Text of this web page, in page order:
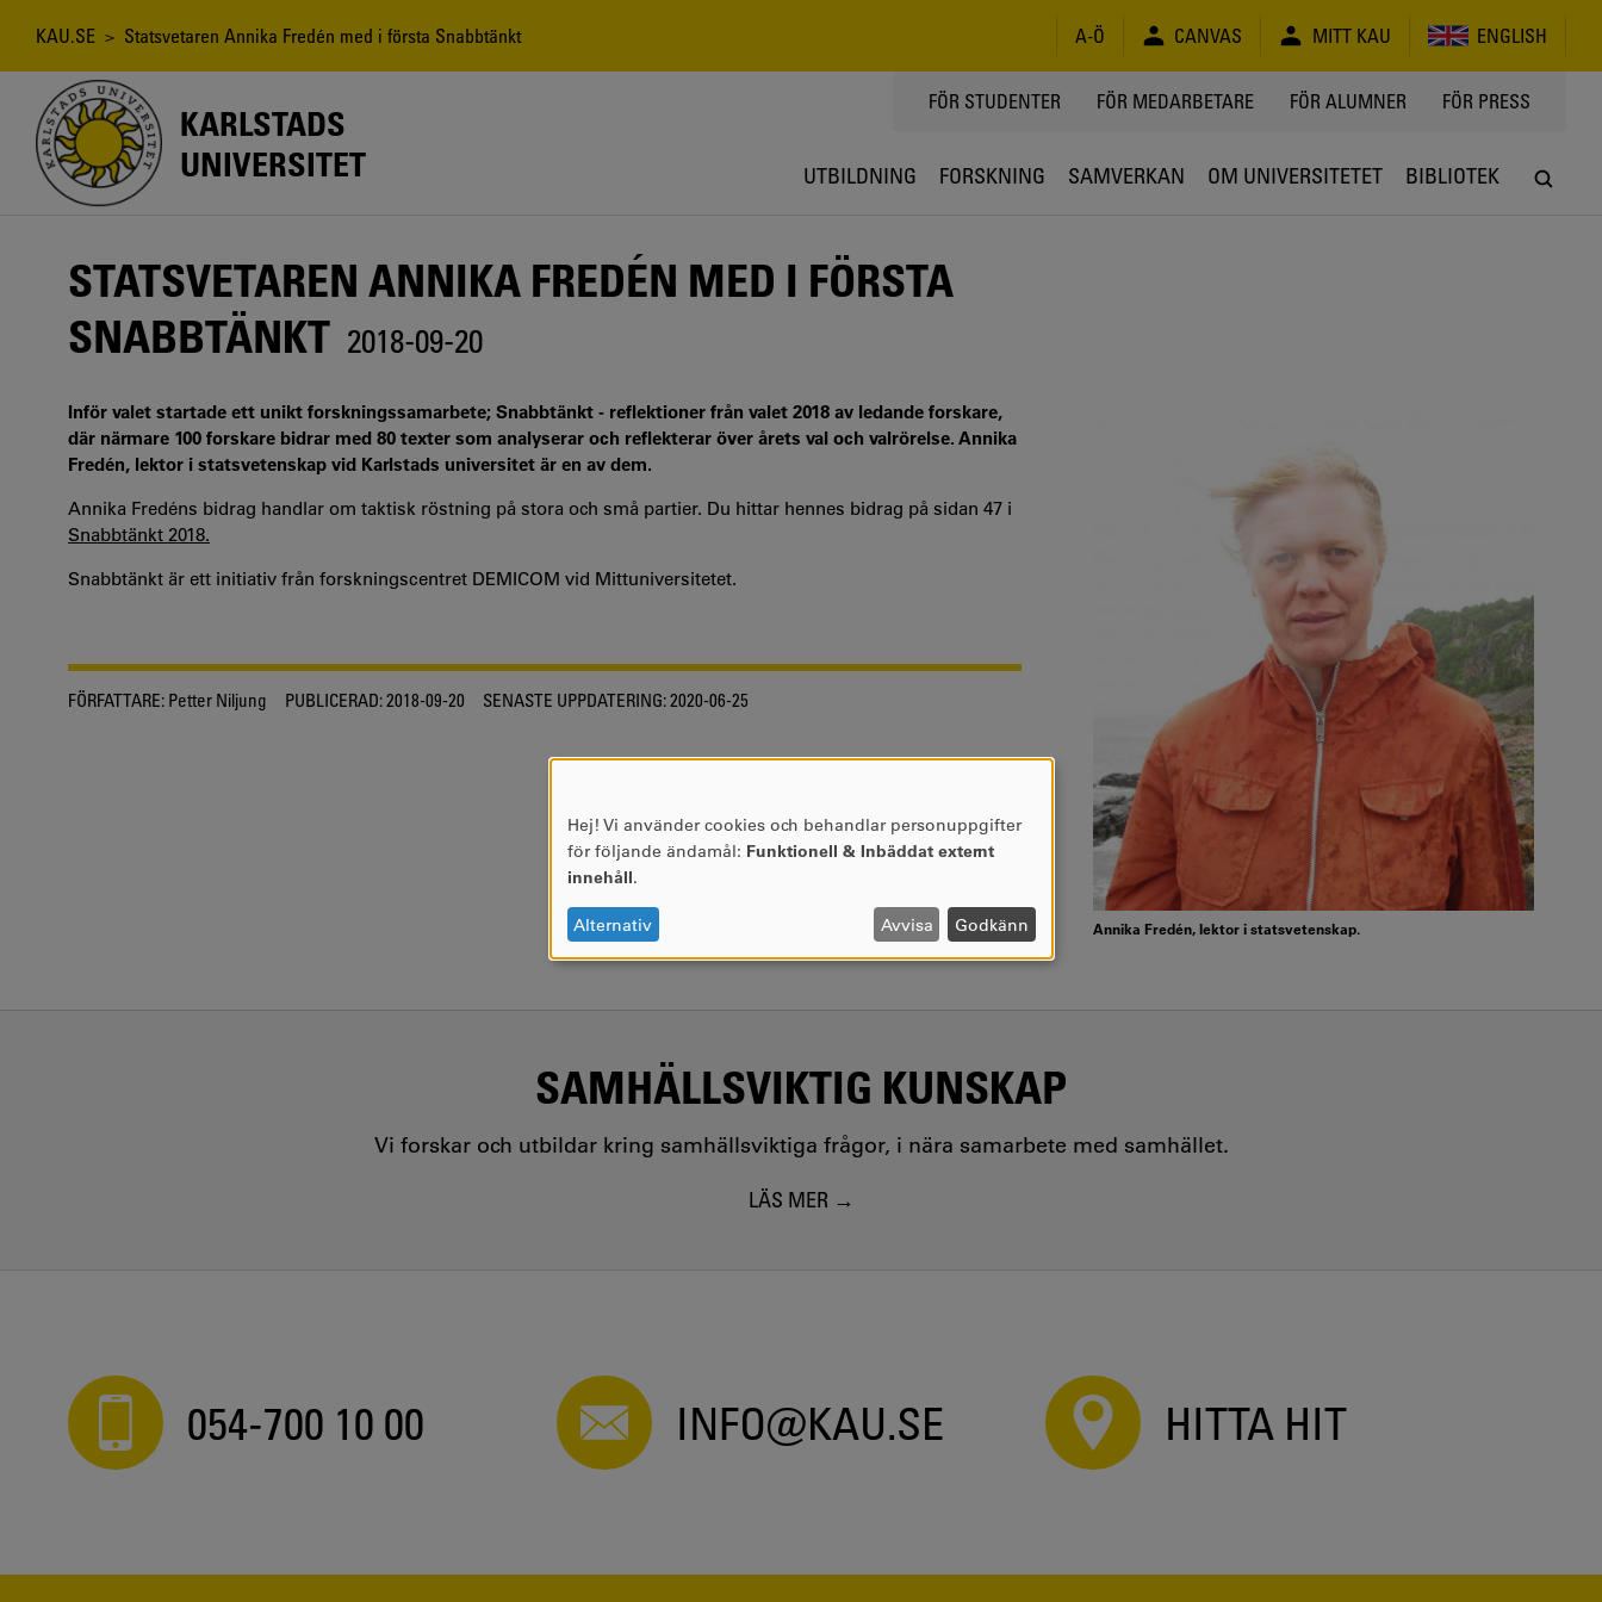
Länkstig
KAU.SE > Statsvetaren Annika Fredén med i första Snabbtänkt A-Ö CANVAS MITT KAU ENGLISH
KARLSTADS
UNIVERSITET
TOPPMENY
FÖR STUDENTER FÖR MEDARBETARE FÖR ALUMNER FÖR PRESS
UTBILDNING FORSKNING SAMVERKAN OM UNIVERSITETET BIBLIOTEK
STATSVETAREN ANNIKA FREDÉN MED I FÖRSTA
SNABBTÄNKT 2018-09-20
Inför valet startade ett unikt forskningssamarbete; Snabbtänkt - reflektioner från valet 2018 av ledande forskare,
där närmare 100 forskare bidrar med 80 texter som analyserar och reflekterar över årets val och valrörelse. Annika
Fredén, lektor i statsvetenskap vid Karlstads universitet är en av dem.
Annika Fredéns bidrag handlar om taktisk röstning på stora och små partier. Du hittar hennes bidrag på sidan 47 i
Snabbtänkt 2018.
Snabbtänkt är ett initiativ från forskningscentret DEMICOM vid Mittuniversitetet.
FÖRFATTARE: Petter Niljung PUBLICERAD:2018-09-20 SENASTE UPPDATERING:2020-06-25
Annika Fredén, lektor i statsvetenskap.
SAMHÄLLSVIKTIG KUNSKAP
Vi forskar och utbildar kring samhällsviktiga frågor, i nära samarbete med samhället.
LÄS MER
054-700 10 00 INFO@KAU.SE HITTA HIT
ANVÄNDNING
AV
OCH
COOKIES
Hej! Vi använder cookies och behandlar personuppgifter
för följande ändamål: Funktionell & Inbäddat externt
innehåll.
Alternativ Avvisa Godkänn